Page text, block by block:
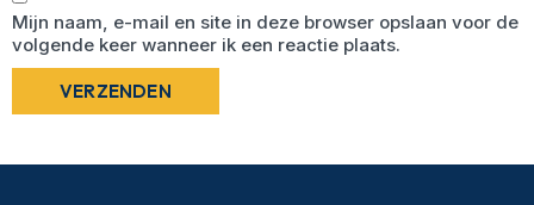
Mijn naam, e-mail en site in deze browser opslaan voor de
volgende keer wanneer ik een reactie plaats.